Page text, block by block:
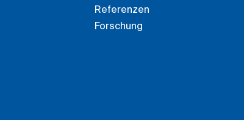
Referenzen
Forschung